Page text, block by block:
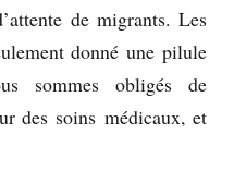
de migrants. Les
donné une pilule
sommes obligés de
des soins médicaux, et